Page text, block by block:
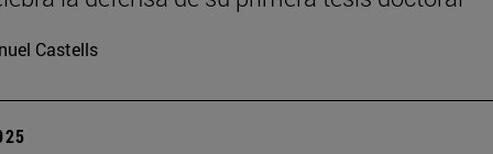
Castells